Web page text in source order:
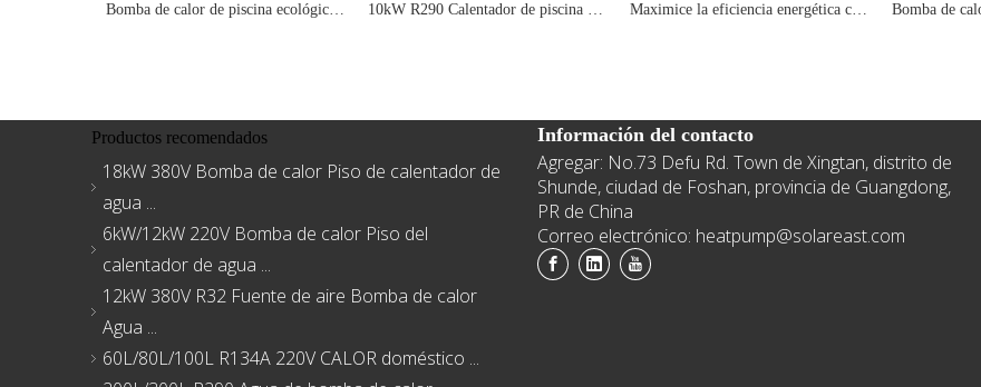
Bomba de calor de piscina ecológica de 13kW R290 para la máxima eficiencia 10kW R290 Calentador de piscina de la bomba de calor mejorado con el rendimiento mejorado con SG Maximice la eficiencia energética con 7kW R290 Solución de piscina de la bomba de calor
Productos recomendados
18kW 380V Bomba de calor Piso de calentador de
agua ...
6kW/12kW 220V Bomba de calor Piso del
calentador de agua ...
12kW 380V R32 Fuente de aire Bomba de calor
Agua ...
60L/80L/100L R134A 220V CALOR doméstico ...
Información del contacto
Agregar: No.73 Defu Rd. Town de Xingtan, distrito de
Shunde, ciudad de Foshan, provincia de Guangdong,
PR de China
Correo electrónico: heatpump@solareast.com